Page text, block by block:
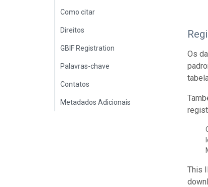
Como citar
Direitos
GBIF Registration
Palavras-chave
Contatos
Metadados Adicionais
Os
This